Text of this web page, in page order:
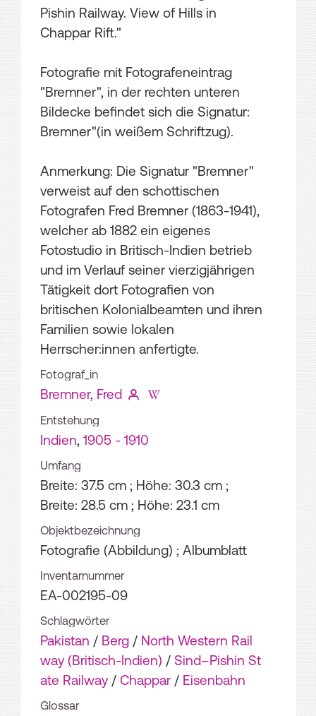
Pishin Railway. View of Hills in
Chappar Rift."
Fotografie mit Fotografeneintrag
"Bremner", in der rechten unteren
Bildecke befindet sich die Signatur:
Bremner"(in weißem Schriftzug).
Anmerkung: Die Signatur "Bremner"
verweist auf den schottischen
Fotografen Fred Bremner (1863-1941),
welcher ab 1882 ein eigenes
Fotostudio in Britisch-Indien betrieb
und im Verlauf seiner vierzigjährigen
Tätigkeit dort Fotografien von
britischen Kolonialbeamten und ihren
Familien sowie lokalen
Herrscher:innen anfertigte.
Fotograf_in
Bremner, Fred
Entstehung
Indien, 1905 - 1910
Umfang
Breite: 37.5 cm ; Höhe: 30.3 cm ;
Breite: 28.5 cm ; Höhe: 23.1 cm
Objektbezeichnung
Fotografie (Abbildung) ; Albumblatt
Inventarnummer
EA-002195-09
Schlagwörter
Pakistan / Berg / North Western Rail
way (Britisch-Indien) / Sind–Pishin St
ate Railway / Chappar / Eisenbahn
Glossar